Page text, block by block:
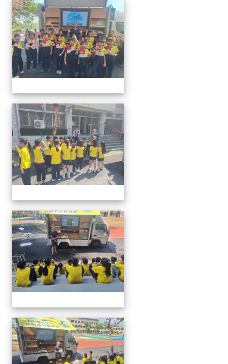
20260302行動英語村巡迴教
20260302行動英語村巡迴教